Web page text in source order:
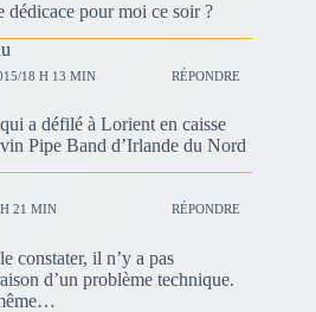
dédicace pour moi ce soir ?
18 H 13 MIN RÉPONDRE
a défilé à Lorient en caisse
Pipe Band d’Irlande du Nord
21 MIN RÉPONDRE
constater, il n’y a pas
d’un problème technique.